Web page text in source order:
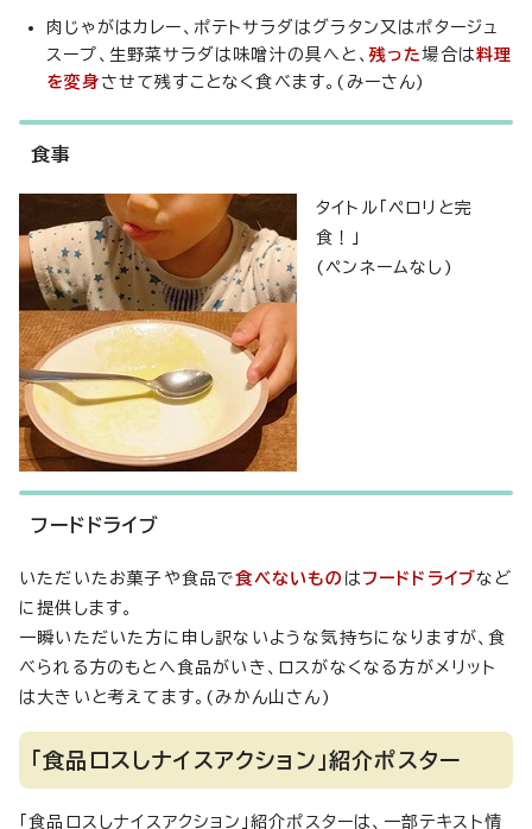
肉じゃがはカレー、ポテトサラダはグラタン又はポタージュ
スープ、生野菜サラダは味噌汁の具へと、 残った場合は料理
を変身 させて残すことなく食べます。(みーさん)
食事
タイトル「ペロリと完
食！」
(ペンネームなし)
フードドライブ
いただいたお菓子や食品で食べないもの はフードドライブなど
に提供します。
一瞬いただいた方に申し訳ないような気持ちになりますが、食
べられる方のもとへ食品がいき、ロスがなくなる方がメリット
は大きいと考えてます。(みかん山さん)
「食品ロスしナイスアクション」紹介ポスター
「食品ロスしナイスアクション」紹介ポスターは、一部テキスト情